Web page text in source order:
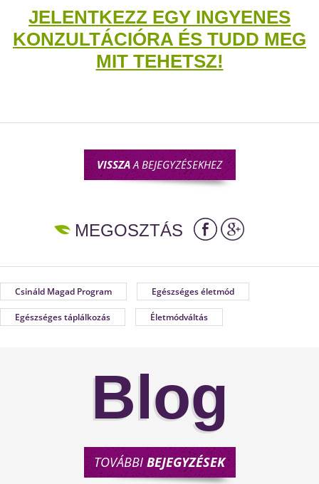
JELENTKEZZ EGY INGYENES
KONZULTÁCIÓRA ÉS TUDD MEG
MIT TEHETSZ!
VISSZAA BEJEGYZÉSEKHEZ
MEGOSZTÁS
Csináld Magad Program Egészséges életmód
Egészséges táplálkozás Életmódváltás
Blog
TOVÁBBIBEJEGYZÉSEK